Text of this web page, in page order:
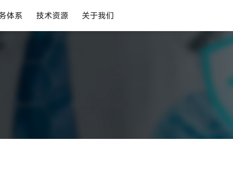
体系 技术资源 关于我们